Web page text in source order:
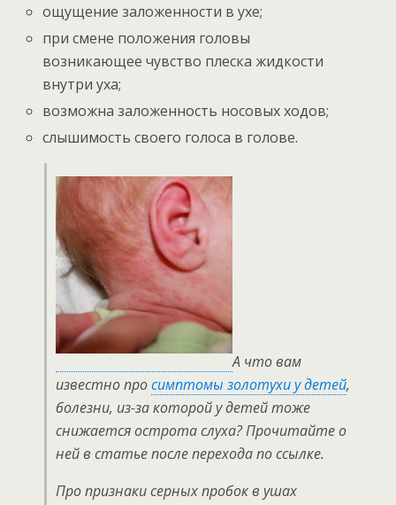
ощущение заложенности в ухе;
при смене положения головы
возникающее чувство плеска жидкости
внутри уха;
возможна заложенность носовых ходов;
слышимость своего голоса в голове.
А что вам
известно просимптомы золотухи у детей,
болезни, из-за которой у детей тоже
снижается острота слуха? Прочитайте о
ней в статье после перехода по ссылке.
Про признаки серных пробок в ушах